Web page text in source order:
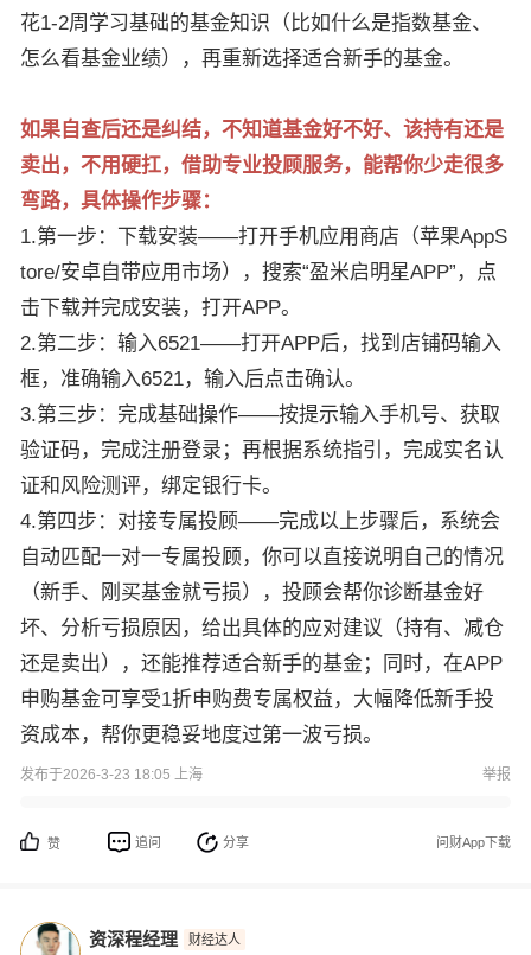
花1-2周学习基础的基金知识（比如什么是指数基金、
怎么看基金业绩），再重新选择适合新手的基金。
如果自查后还是纠结，不知道基金好不好、该持有还是
卖出，不用硬扛，借助专业投顾服务，能帮你少走很多
弯路，具体操作步骤：
1.第一步：下载安装——打开手机应用商店（苹果AppS
tore/安卓自带应用市场），搜索“盈米启明星APP”，点
击下载并完成安装，打开APP。
2.第二步：输入6521——打开APP后，找到店铺码输入
框，准确输入6521，输入后点击确认。
3.第三步：完成基础操作——按提示输入手机号、获取
验证码，完成注册登录；再根据系统指引，完成实名认
证和风险测评，绑定银行卡。
4.第四步：对接专属投顾——完成以上步骤后，系统会
自动匹配一对一专属投顾，你可以直接说明自己的情况
（新手、刚买基金就亏损），投顾会帮你诊断基金好
坏、分析亏损原因，给出具体的应对建议（持有、减仓
还是卖出），还能推荐适合新手的基金；同时，在APP
申购基金可享受1折申购费专属权益，大幅降低新手投
资成本，帮你更稳妥地度过第一波亏损。
发布于2026-3-23 18:05 上海 举报
赞 追问 分享 问财App下载
资深程经理 财经达人